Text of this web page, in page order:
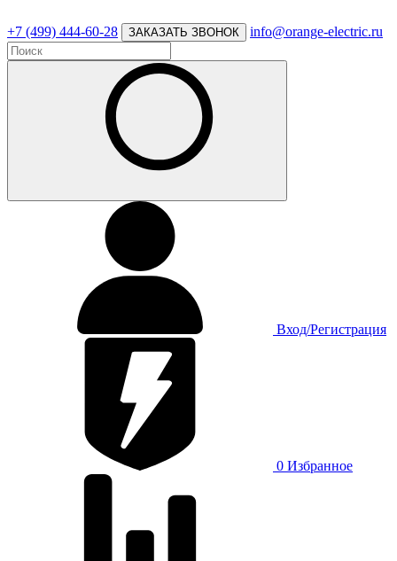
+7 (499) 444-60-28 ЗАКАЗАТЬ ЗВОНОК info@orange-electric.ru
Вход/Регистрация
0 Избранное